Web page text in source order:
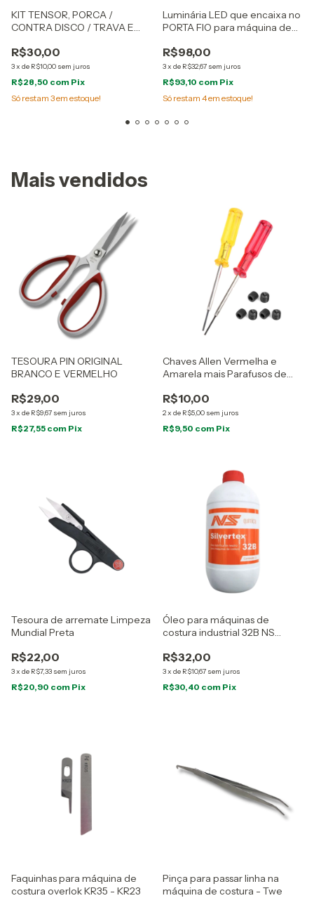
KIT TENSOR, PORCA /
CONTRA DISCO / TRAVA E
CÓDIGOS KG04, KG06, KG05
E KG02
R$30,00
3x de R$10,00 sem juros
R$28,50 com Pix
Só restam 3em estoque!
Luminária LED que encaixa no
PORTA FIO para máquina de
R$98,00
3x de R$32,67 sem juros
R$93,10 com Pix
Só restam 4em estoque!
Mais vendidos
TESOURA PIN ORIGINAL
BRANCO E VERMELHO
R$29,00
3x de R$9,67 sem juros
R$27,55 com Pix
Chaves Allen Vermelha e
Amarela mais Parafusos de
mm
R$10,00
2x de R$5,00 sem juros
R$9,50 com Pix
Tesoura de arremate Limpeza
Mundial Preta
R$22,00
3x de R$7,33 sem juros
R$20,90 com Pix
Óleo para máquinas de
costura industrial 32B NS
R$32,00
3x de R$10,67 sem juros
R$30,40 com Pix
Faquinhas para máquina de
costura overlok KR35 - KR23
Pinça para passar linha na
máquina de costura - Twe